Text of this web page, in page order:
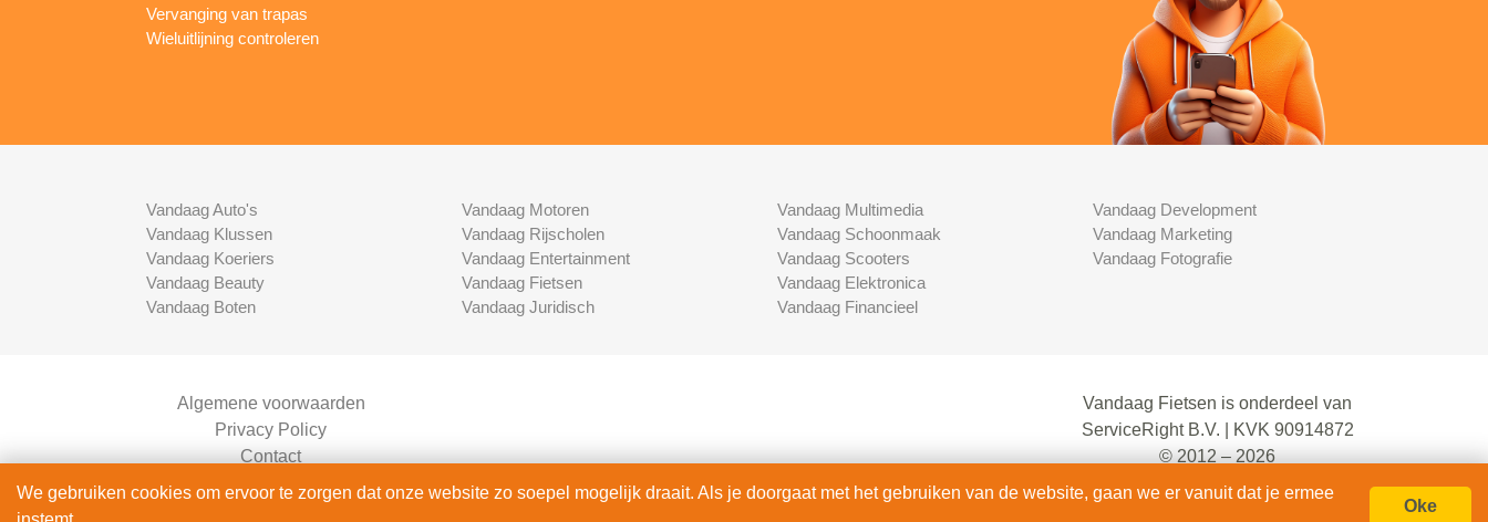
Vervanging van trapas
Wieluitlijning controleren
Vandaag Auto's
Vandaag Klussen
Vandaag Koeriers
Vandaag Beauty
Vandaag Boten
Vandaag Motoren
Vandaag Rijscholen
Vandaag Entertainment
Vandaag Fietsen
Vandaag Juridisch
Vandaag Multimedia
Vandaag Schoonmaak
Vandaag Scooters
Vandaag Elektronica
Vandaag Financieel
Vandaag Development
Vandaag Marketing
Vandaag Fotografie
Algemene voorwaarden
Privacy Policy
Contact
Bedrijven Inlog
Vandaag Fietsen is onderdeel van
ServiceRight B.V. | KVK 90914872
© 2012 – 2026
alle rechten voorbehouden.
We gebruiken cookies om ervoor te zorgen dat onze website zo soepel mogelijk draait. Als je doorgaat met het gebruiken van de website, gaan we er vanuit dat je ermee
Oke